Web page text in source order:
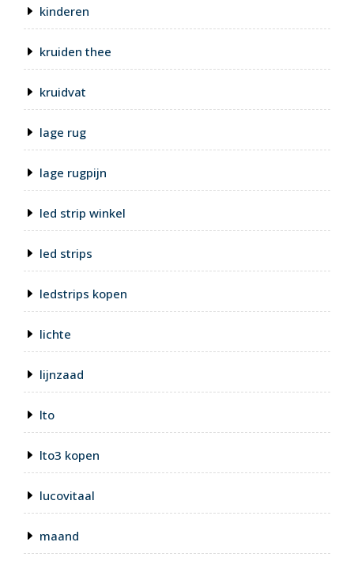
kinderen
kruiden thee
kruidvat
lage rug
lage rugpijn
led strip winkel
led strips
ledstrips kopen
lichte
lijnzaad
lto
lto3 kopen
lucovitaal
maand